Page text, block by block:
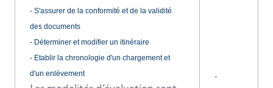
- S'assurer de la conformité et de la validité
des documents
- Déterminer et modifier un itinéraire
- Etablir la chronologie d'un chargement et
d'un enlèvement
-